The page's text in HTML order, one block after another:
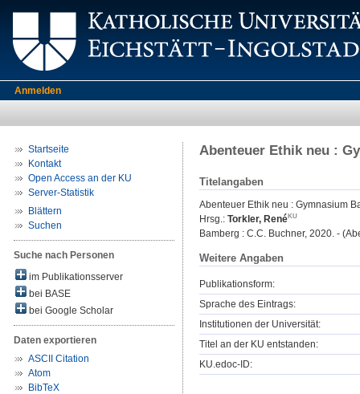
Anmelden
Startseite
Kontakt
Open Access an der KU
Server-Statistik
Blättern
Suchen
Suche nach Personen
im Publikationsserver
bei BASE
bei Google Scholar
Daten exportieren
ASCII Citation
Atom
BibTeX
Abenteuer Ethik neu :
Titelangaben
Abenteuer Ethik neu : Gymnasium
Hrsg.: Torkler, René
Bamberg : C.C. Buchner, 2020. -
Weitere Angaben
Publikationsform:
Sprache des Eintrags:
Institutionen der Universität:
Titel an der KU entstanden:
KU.edoc-ID: